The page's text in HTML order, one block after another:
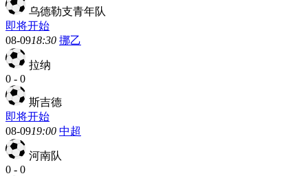
乌德勒支青年队
即将开始
08-0918:30 挪乙
拉纳
0 - 0
斯吉德
即将开始
08-0919:00 中超
河南队
0 - 0